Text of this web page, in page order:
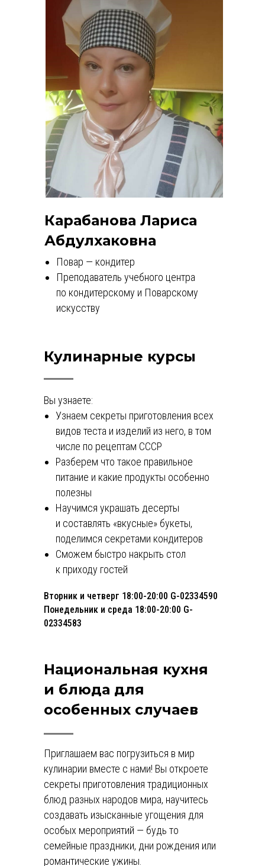
Национальная кухня
и блюда для
особенных случаев
Карабанова Лариса
Абдулхаковна
Приглашаем вас погрузиться в мир
кулинарии вместе с нами! Вы откроете
секреты приготовления традиционных
блюд разных народов мира, научитесь
создавать изысканные угощения для
особых мероприятий — будь то
семейные праздники, дни рождения или
романтические ужины.
Кулинарные курсы
Вы узнаете:
Узнаем секреты приготовления всех
видов теста и изделий из него, в том
числе по рецептам СССР
Разберем что такое правильное
питание и какие продукты особенно
полезны
Научимся украшать десерты
и составлять «вкусные» букеты,
поделимся секретами кондитеров
Сможем быстро накрыть стол
к приходу гостей
Вторник и четверг 18:00-20:00 G-02334590
Понедельник и среда 18:00-20:00 G-
02334583
Повар — кондитер
Преподаватель учебного центра
по кондитерскому и Поварскому
искусству